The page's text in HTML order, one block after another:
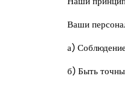
Ваши
а)
б) Быть